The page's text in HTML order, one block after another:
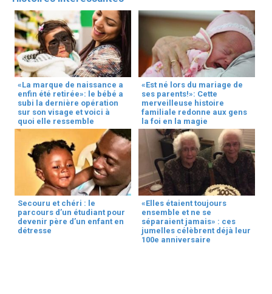
«La marque de naissance a
enfin été retirée»: le bébé a
subi la dernière opération
sur son visage et voici à
quoi elle ressemble
«Est né lors du mariage de
ses parents!»: Cette
merveilleuse histoire
familiale redonne aux gens
la foi en la magie
Secouru et chéri : le
parcours d’un étudiant pour
devenir père d’un enfant en
détresse
«Elles étaient toujours
ensemble et ne se
séparaient jamais» : ces
jumelles célèbrent déjà leur
100e anniversaire